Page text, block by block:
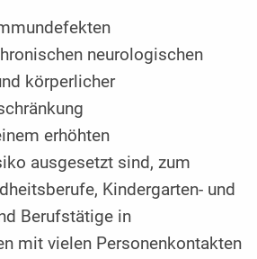
neurologischen
körperlicher
erhöhten
ausgesetzt sind, zum
Kindergarten- und
Berufstätige in
mit vielen Personenkontakten